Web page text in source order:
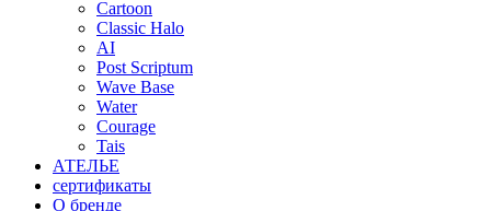
Cartoon
Classic Halo
AI
Post Scriptum
Wave Base
Water
Courage
Tais
АТЕЛЬЕ
сертификаты
О бренде